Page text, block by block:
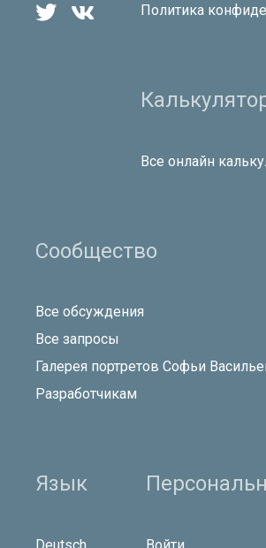
 
Политика
Все онлайн
Сообщество
Все обсуждения
Все запросы
Галерея портретов Софьи
Разработчикам
Язык